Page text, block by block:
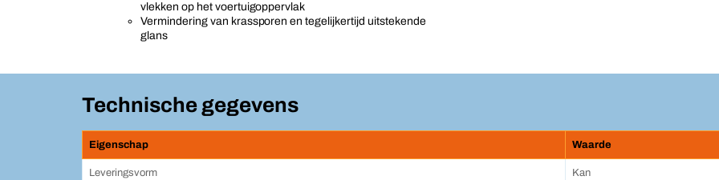
vlekken op het voertuigoppervlak
Vermindering van krassporen en tegelijkertijd uitstekende
glans
Technische gegevens
Eigenschap Waarde
Leveringsvorm Kan